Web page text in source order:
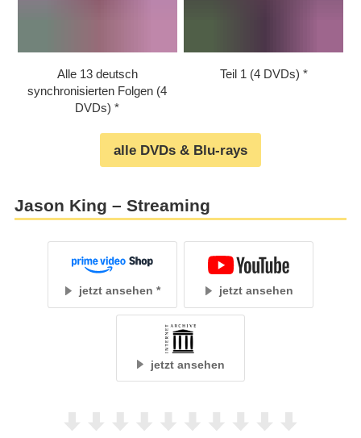
Alle 13 deutsch
synchronisierten Folgen (4
DVDs)
Teil 1 (4 DVDs)
alle DVDs & Blu-rays
Jason King – Streaming
jetzt ansehen jetzt ansehen
jetzt ansehen